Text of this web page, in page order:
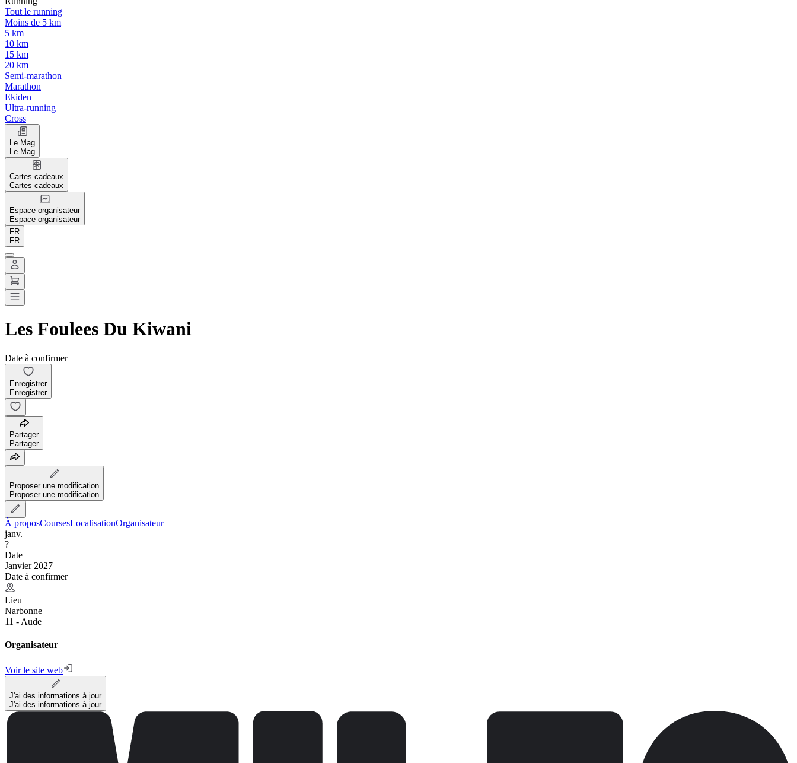
Tout le running
Moins de 5 km
5 km
10 km
15 km
20 km
Semi-marathon
Marathon
Ekiden
Ultra-running
Cross
Le Mag
Le Mag
Cartes cadeaux
Cartes cadeaux
Espace organisateur
Espace organisateur
FR
FR
Les Foulees Du Kiwani
Date à confirmer
Enregistrer
Enregistrer
Partager
Partager
Proposer une modification
Proposer une modification
À proposCoursesLocalisationOrganisateur
janv.
?
Date
Janvier 2027
Date à confirmer
Lieu
Narbonne
11 - Aude
Organisateur
Voir le site web
J'ai des informations à jour
J'ai des informations à jour